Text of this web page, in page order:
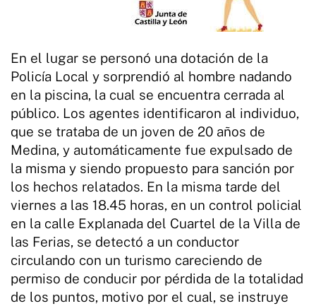
En el lugar se personó una dotación de la
Policía Local y sorprendió al hombre nadando
en la piscina, la cual se encuentra cerrada al
público. Los agentes identificaron al individuo,
que se trataba de un joven de 20 años de
Medina, y automáticamente fue expulsado de
la misma y siendo propuesto para sanción por
los hechos relatados. En la misma tarde del
viernes a las 18.45 horas, en un control policial
en la calle Explanada del Cuartel de la Villa de
las Ferias, se detectó a un conductor
circulando con un turismo careciendo de
permiso de conducir por pérdida de la totalidad
de los puntos, motivo por el cual, se instruye